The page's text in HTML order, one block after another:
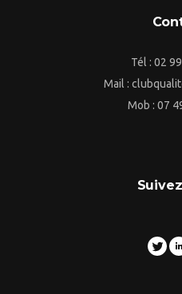
Tél : 02
Mail :
Mob : 07